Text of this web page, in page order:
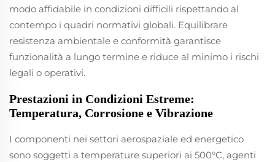
modo affidabile in condizioni difficili rispettando al
contempo i quadri normativi globali. Equilibrare
resistenza ambientale e conformità garantisce
funzionalità a lungo termine e riduce al minimo i rischi
legali o operativi.
Prestazioni in Condizioni Estreme:
Temperatura, Corrosione e Vibrazione
I componenti nei settori aerospaziale ed energetico
sono soggetti a temperature superiori ai 500°C, agenti